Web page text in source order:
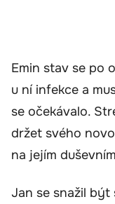
Emin stav se po
u ní infekce a
se očekávalo.
držet svého
na jejím
Jan se snažil být